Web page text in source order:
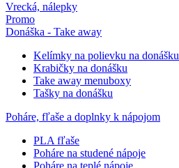
Vrecká, nálepky
Promo
Donáška - Take away
Kelímky na polievku na donášku
Krabičky na donášku
Take away menuboxy
Tašky na donášku
Poháre, fľaše a doplnky k nápojom
PLA fľaše
Poháre na studené nápoje
Poháre na teplé nápoje